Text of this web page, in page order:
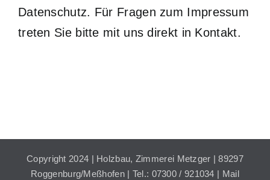
Datenschutz. Für Fragen zum Impressum
treten Sie bitte mit uns direkt in Kontakt.
Copyright 2024 | Holzbau, Zimmerei Metzger | 89297
Roggenburg/Meßhofen | Tel.: 07300 / 921034 | Mail